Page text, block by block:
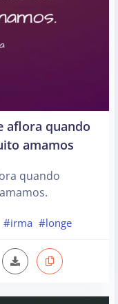
aflora quando
amamos
quando
#irma #longe